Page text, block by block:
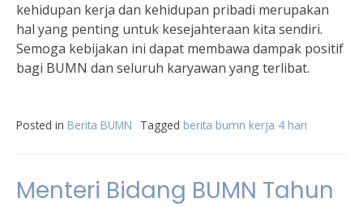
kehidupan kerja dan kehidupan pribadi merupakan
hal yang penting untuk kesejahteraan kita sendiri.
Semoga kebijakan ini dapat membawa dampak positif
bagi BUMN dan seluruh karyawan yang terlibat.
Posted in Berita BUMN Tagged berita bumn kerja 4 hari
Menteri Bidang BUMN Tahun